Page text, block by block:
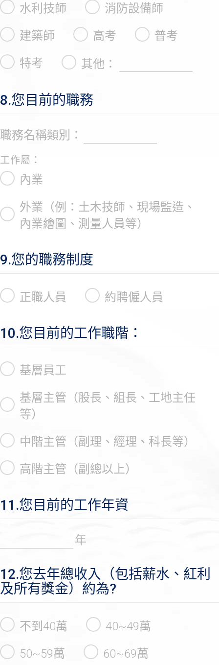
水利技師
消防設備師
建築師
高考
普考
特考
其他：
8.您目前的職務
職務名稱類別：
工作屬：
內業
外業（例：土木技師、現場監造、
內業繪圖、測量人員等）
9.您的職務制度
正職人員 約聘僱人員
10.您目前的工作職階：
基層員工
基層主管（股長、組長、工地主任
等）
中階主管（副理、經理、科長等）
高階主管（副總以上）
11.您目前的工作年資
年
12.您去年總收入（包括薪水、紅利
及所有獎金）約為?
不到40萬
40~49萬
50~59萬
60~69萬